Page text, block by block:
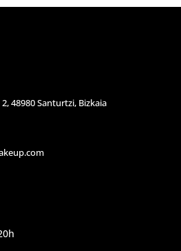
2, 48980 Santurtzi, Bizkaia